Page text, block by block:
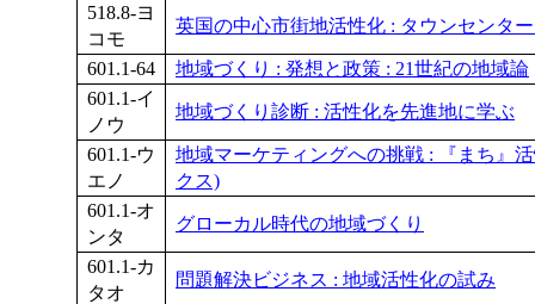
518.8-ヨ
コモ
英国の中心市街地活性化 : タウンセンタ
601.1-64
地域づくり : 発想と政策 : 21世紀の地域論
601.1-イ
ノウ
地域づくり診断 : 活性化を先進地に学ぶ
601.1-ウ
エノ
地域マーケティングへの挑戦 : 『まち』
クス)
601.1-オ
ンタ
グローカル時代の地域づくり
601.1-カ
タオ
問題解決ビジネス : 地域活性化の試み